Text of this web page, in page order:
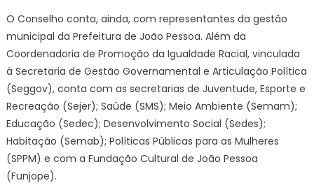
O Conselho conta, ainda, com representantes da gestão
municipal da Prefeitura de João Pessoa. Além da
Coordenadoria de Promoção da Igualdade Racial, vinculada
à Secretaria de Gestão Governamental e Articulação Política
(Seggov), conta com as secretarias de Juventude, Esporte e
Recreação (Sejer); Saúde (SMS); Meio Ambiente (Semam);
Educação (Sedec); Desenvolvimento Social (Sedes);
Habitação (Semab); Políticas Públicas para as Mulheres
(SPPM) e com a Fundação Cultural de João Pessoa
(Funjope).